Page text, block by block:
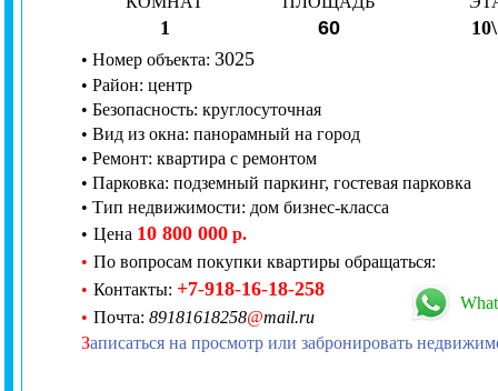
1 60
• Номер объекта: 3025
• Район: центр
• Безопасность: круглосуточная
• Вид из окна: панорамный на город
• Ремонт: квартира с ремонтом
• Парковка: подземный паркинг, гостевая парковка
• Тип недвижимости: дом бизнес-класса
• Цена 10 800 000 р.
• По вопросам покупки квартиры обращаться:
• Контакты: +7-918-16-18-258
• Почта: 89181618258@mail.ru
Записаться на просмотр или забронировать